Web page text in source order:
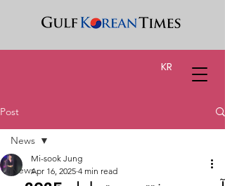
KR
Post
News
News
Mi-sook Jung
Apr 16, 2025 4 min read